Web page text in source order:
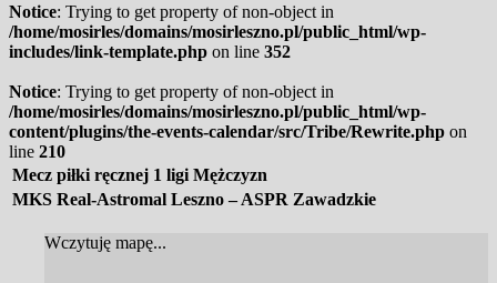
Notice: Trying to get property of non-object in
/home/mosirles/domains/mosirleszno.pl/public_html/wp-
includes/link-template.php on line 352
Notice: Trying to get property of non-object in
/home/mosirles/domains/mosirleszno.pl/public_html/wp-
content/plugins/the-events-calendar/src/Tribe/Rewrite.php on
line 210
Mecz piłki ręcznej 1 ligi Mężczyzn
MKS Real-Astromal Leszno – ASPR Zawadzkie
Wczytuję mapę...